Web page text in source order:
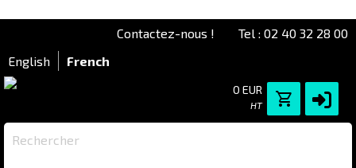
Tel : 02 40 32 28 00
Contactez-nous !
English
French
0 EUR
HT
Rechercher